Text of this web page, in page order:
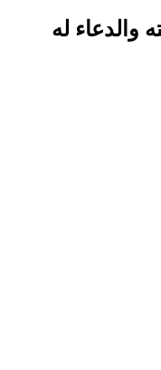
والدعاء له